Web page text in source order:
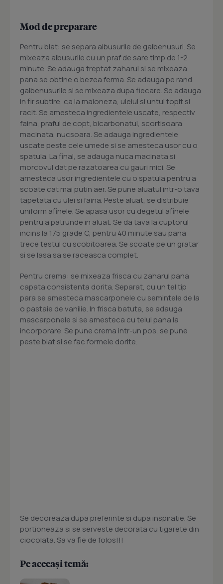
Mod de preparare
Pentru blat: se separa albusurile de galbenusuri. Se
mixeaza albusurile cu un praf de sare timp de 1-2
minute. Se adauga treptat zaharul si se mixeaza
pana se obtine o bezea ferma. Se adauga pe rand
galbenusurile si se mixeaza dupa fiecare. Se adauga
in fir subtire, ca la maioneza, uleiul si untul topit si
racit. Se amesteca ingredientele uscate, respectiv
faina, praful de copt, bicarbonatul, scortisoara
macinata, nucsoara. Se adauga ingredientele
uscate peste cele umede si se amesteca usor cu o
spatula. La final, se adauga nuca macinata si
morcovul dat pe razatoarea cu gauri mici. Se
amesteca usor ingredientele cu o spatula pentru a
scoate cat mai putin aer. Se pune aluatul intr-o tava
tapetata cu ulei si faina. Peste aluat, se distribuie
uniform afinele. Se apasa usor cu degetul afinele
pentru a patrunde in aluat. Se da tava la cuptorul
incins la 175 grade C, pentru 40 minute sau pana
trece testul cu scobitoarea. Se scoate pe un gratar
si se lasa sa se raceasca complet.
Pentru crema: se mixeaza frisca cu zaharul pana
capata consistenta dorita. Separat, cu un tel tip
para se amesteca mascarponele cu semintele de la
o pastaie de vanilie. In frisca batuta, se adauga
mascarponele si se amesteca cu telul pana la
incorporare. Se pune crema intr-un pos, se pune
peste blat si se fac formele dorite.
Se decoreaza dupa preferinte si dupa inspiratie. Se
portioneaza si se serveste decorata cu tigarete din
ciocolata. Sa va fie de folos!!!
Pe aceeași temă: